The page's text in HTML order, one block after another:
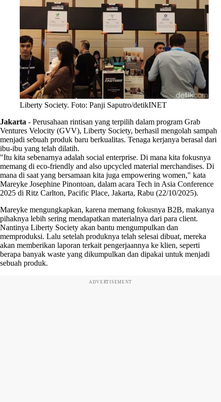
Liberty Society. Foto: Panji Saputro/detikINET
Jakarta - Perusahaan rintisan yang terpilih dalam program Grab
Ventures Velocity (GVV), Liberty Society, berhasil mengolah sampah
menjadi sebuah produk baru berkualitas. Tenaga kerjanya berasal dari
ibu-ibu yang telah dilatih.
"Itu kita sebenarnya adalah social enterprise. Di mana kita fokusnya
memang di eco-friendly and also upcycled material merchandises. Di
mana di saat yang bersamaan kita juga empowering women," kata
Mareyke Josephine Pinontoan, dalam acara Tech in Asia Conference
2025 di Ritz Carlton, Pacific Place, Jakarta, Rabu (22/10/2025).
Mareyke mengungkapkan, karena memang fokusnya B2B, makanya
pihaknya lebih sering mendapatkan materialnya dari para client.
Nantinya Liberty Society akan bantu mengumpulkan dan
memproduksi. Lalu setelah produknya telah selesai dibuat, mereka
akan memberikan laporan terkait pengerjaannya ke klien, seperti
berapa banyak waste yang dikumpulkan dan dipakai untuk menjadi
sebuah produk.
ADVERTISEMENT